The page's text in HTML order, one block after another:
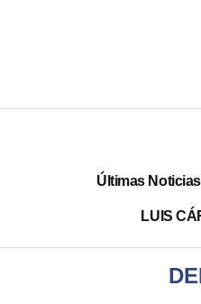
Últimas Noticias
LUIS